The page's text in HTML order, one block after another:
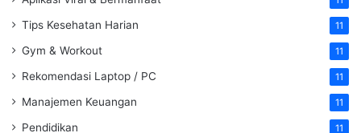
Tips Kesehatan Harian 11
Gym & Workout 11
Rekomendasi Laptop / PC 11
Manajemen Keuangan 11
Pendidikan 11